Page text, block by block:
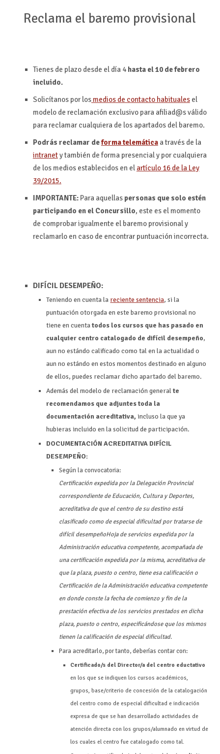
Reclama el baremo provisional
Tienes de plazo desde el día 4 hasta el 10 de febrero
incluido.
Solicítanos por losmedios de contacto habitualesel
modelo de reclamación exclusivo para afiliad@s válido
para reclamar cualquiera de los apartados del baremo.
Podrás reclamar deforma telemáticaa través de la
intranety también de forma presencial y por cualquiera
de los medios establecidos en el artículo 16 de la Ley
39/2015.
IMPORTANTE:Para aquellas personas que solo estén
participando en el Concursillo, este es el momento
de comprobar igualmente el baremo provisional y
reclamarlo en caso de encontrar puntuación incorrecta.
DIFÍCIL DESEMPEÑO:
Teniendo en cuenta la reciente sentencia, si la
puntuación otorgada en este baremo provisional no
tiene en cuentatodos los cursos que has pasado en
cualquier centro catalogado de difícil desempeño,
aun no estándo calificado como tal en la actualidad o
aun no estándo en estos momentos destinado en alguno
de ellos, puedes reclamar dicho apartado del baremo.
Además del modelo de reclamación generalte
recomendamos que adjuntes toda la
documentación acreditativa, incluso la que ya
hubieras incluido en la solicitud de participación.
DOCUMENTACIÓN ACREDITATIVA DIFÍCIL
DESEMPEÑO:
Según la convocatoria:
Certificación expedida por la Delegación Provincial
correspondiente de Educación, Cultura y Deportes,
acreditativa de que el centro de su destino está
clasificado como de especial dificultad por tratarse de
difícil desempeñoHoja de servicios expedida por la
Administración educativa competente, acompañada de
una certificación expedida por la misma, acreditativa de
que la plaza, puesto o centro, tiene esa calificación o
Certificación de la Administración educativa competente
en donde conste la fecha de comienzo y fin de la
prestación efectiva de los servicios prestados en dicha
plaza, puesto o centro, especificándose que los mismos
tienen la calificación de especial dificultad.
Para acreditarlo, por tanto, deberías contar con:
Certificado/s del Director/a del centro eductativo
en los que se indiquen los cursos académicos,
grupos, base/criterio de concesión de la catalogación
del centro como de especial dificultad e indicación
expresa de que se han desarrollado actividades de
atención directa con los grupos/alumnado en virtud de
los cuales el centro fue catalogado como tal.